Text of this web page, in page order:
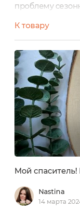
проблему
эффект
месяца
укрепляет
головы, ускоряет
Средством
по проборам и
волосы.
лёгкая, не
очень яркий,
Также
Сыворотка
Очень
К товару
Мой
Nastina
14 марта